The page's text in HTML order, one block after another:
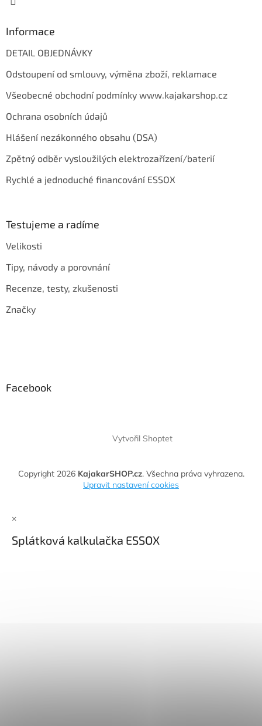
Informace
DETAIL OBJEDNÁVKY
Odstoupení od smlouvy, výměna zboží, reklamace
Všeobecné obchodní podmínky www.kajakarshop.cz
Ochrana osobních údajů
Hlášení nezákonného obsahu (DSA)
Zpětný odběr vysloužilých elektrozařízení/baterií
Rychlé a jednoduché financování ESSOX
Testujeme a radíme
Velikosti
Tipy, návody a porovnání
Recenze, testy, zkušenosti
Značky
Facebook
Vytvořil Shoptet
Copyright 2026 KajakarSHOP.cz. Všechna práva vyhrazena.
Upravit nastavení cookies
×
Splátková kalkulačka ESSOX